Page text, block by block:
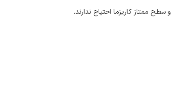
ممتاز کاریزما احتیاج ندارند.